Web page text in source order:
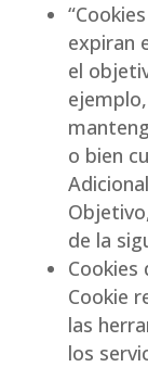
expiran
el
o bien
de la
Cookie
las
los